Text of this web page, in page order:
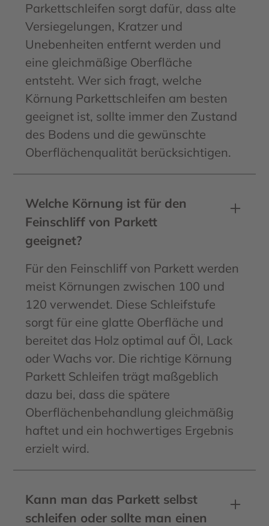
Parkettschleifen sorgt dafür, dass alte
Versiegelungen, Kratzer und
Unebenheiten entfernt werden und
eine gleichmäßige Oberfläche
entsteht. Wer sich fragt, welche
Körnung Parkettschleifen am besten
geeignet ist, sollte immer den Zustand
des Bodens und die gewünschte
Oberflächenqualität berücksichtigen.
Welche Körnung ist für den
Feinschliff von Parkett
geeignet?
Für den Feinschliff von Parkett werden
meist Körnungen zwischen 100 und
120 verwendet. Diese Schleifstufe
sorgt für eine glatte Oberfläche und
bereitet das Holz optimal auf Öl, Lack
oder Wachs vor. Die richtige Körnung
Parkett Schleifen trägt maßgeblich
dazu bei, dass die spätere
Oberflächenbehandlung gleichmäßig
haftet und ein hochwertiges Ergebnis
erzielt wird.
Kann man das Parkett selbst
schleifen oder sollte man einen